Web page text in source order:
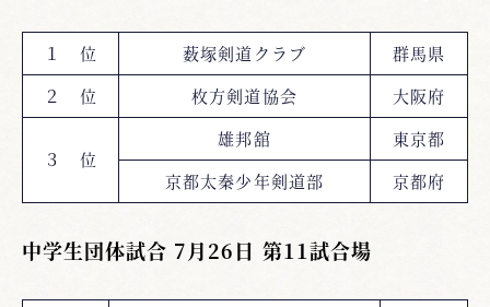
１ 位 薮塚剣道クラブ
群馬県
２ 位
枚方剣道協会 大阪府
３ 位
雄邦舘
東京都
京都太秦少年剣道部
京都府
中学生団体試合 7月26日 第11試合場